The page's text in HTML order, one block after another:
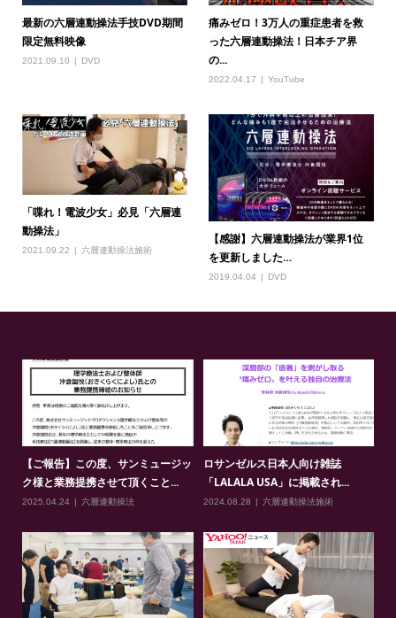
最新の六層連動操法手技DVD期間
限定無料映像
2021.09.10 DVD
痛みゼロ！3万人の重症患者を救
った六層連動操法！日本チア界
の...
2022.04.17 YouTube
「喋れ！電波少女」必見「六層連
動操法」
2021.09.22 六層連動操法施術
【感謝】六層連動操法が業界1位
を更新しました…
2019.04.04 DVD
【ご報告】この度、サンミュージッ
ク様と業務提携させて頂くこと...
2025.04.24 六層連動操法
ロサンゼルス日本人向け雑誌
「LALALA USA」に掲載され...
2024.08.28 六層連動操法施術